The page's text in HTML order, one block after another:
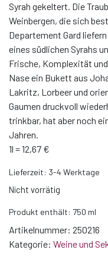
Syrah gekeltert. Die
Weinbergen, die sich
Departement Gard
eines südlichen Syrahs
Frische, Komplexität
Nase ein Bukett aus
Lakritz, Lorbeer und
Gaumen druckvoll
trinkbar, hat aber noch
Jahren.
1l = 12,67 €
Lieferzeit: 3-4 Werktage
Nicht vorrätig
Produkt enthält: 750 ml
Artikelnummer: 250216
Kategorie: Weine und